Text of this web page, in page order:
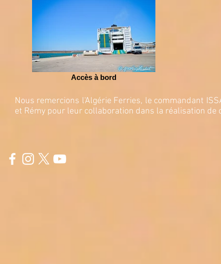
Accès à bord
Nous remercions l'Algérie Ferries, le commandant
et Rémy pour leur collaboration dans la réalisation de